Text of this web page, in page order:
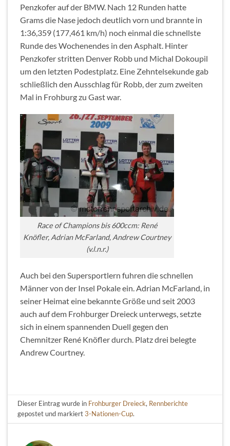
Penzkofer auf der BMW. Nach 12 Runden hatte
Grams die Nase jedoch deutlich vorn und brannte in
1:36,359 (177,461 km/h) noch einmal die schnellste
Runde des Wochenendes in den Asphalt. Hinter
Penzkofer stritten Denver Robb und Michal Dokoupil
um den letzten Podestplatz. Eine Zehntelsekunde gab
schließlich den Ausschlag für Robb, der zum zweiten
Mal in Frohburg zu Gast war.
Race of Champions bis 600ccm: René
Knöfler, Adrian McFarland, Andrew Courtney
(v.l.n.r.)
Auch bei den Supersportlern fuhren die schnellen
Männer von der Insel Pokale ein. Adrian McFarland, in
seiner Heimat eine bekannte Größe und seit 2003
auch auf dem Frohburger Dreieck unterwegs, setzte
sich in einem spannenden Duell gegen den
Chemnitzer René Knöfler durch. Platz drei belegte
Andrew Courtney.
Dieser Eintrag wurde in Frohburger Dreieck, Rennberichte
gepostet und markiert3-Nationen-Cup.